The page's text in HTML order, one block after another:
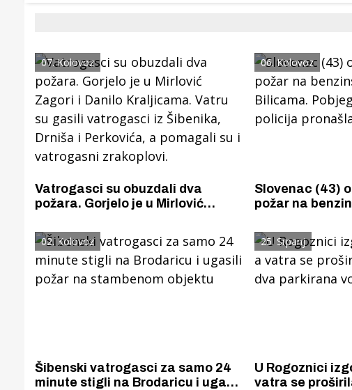
07. Kolovoz
Vatrogasci su obuzdali dva
požara. Gorjelo je u Mirlović
su gasili vatrogasci iz Šibenika,
Drniša i Perkovića, a pomagali su
i vatrogasni zrakoplovi.
06. Kolovoz
Slovenac (43)
požar na
policija
02. Kolovoz
Šibenski vatrogasci za samo 24
minute stigli na Brodaricu i ugasili
25. Srpanj
U Rogoznici
vatra se